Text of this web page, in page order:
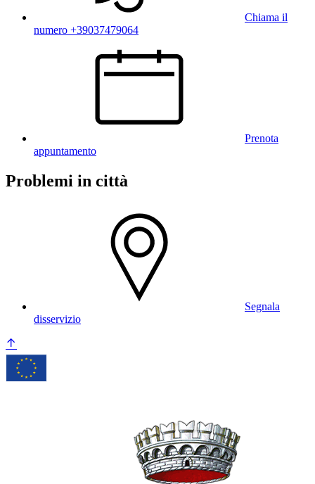
Chiama il
numero +39037479064
Prenota
appuntamento
Problemi in città
Segnala
disservizio